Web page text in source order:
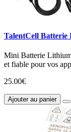
TalentCell Batterie
Mini Batterie
et fiable pour vos
25.00€
Ajouter au panier